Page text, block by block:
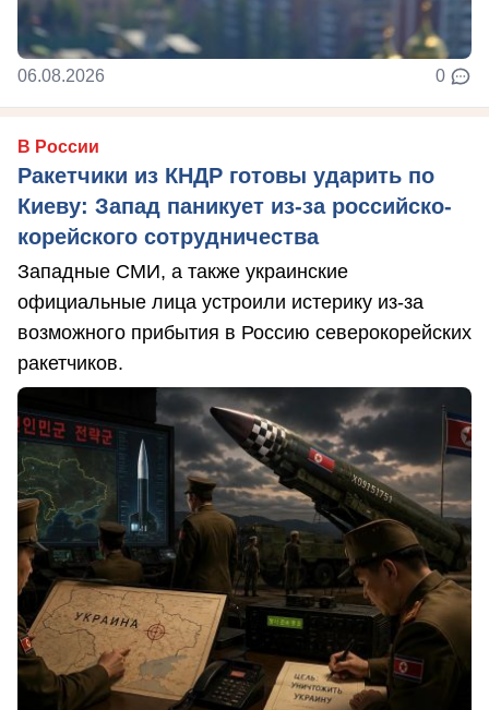
06.08.2026 0
В России
Ракетчики из КНДР готовы ударить по
Киеву: Запад паникует из-за российско-
корейского сотрудничества
Западные СМИ, а также украинские
официальные лица устроили истерику из-за
возможного прибытия в Россию северокорейских
ракетчиков.